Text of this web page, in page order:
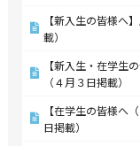
【新入生の皆様へ
載）
【新入生・在学生
（４月３日掲載）
【在学生の皆様へ
日掲載）